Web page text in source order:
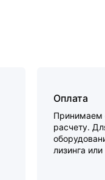
Оплата
Принимаем
расчету.
лизинга